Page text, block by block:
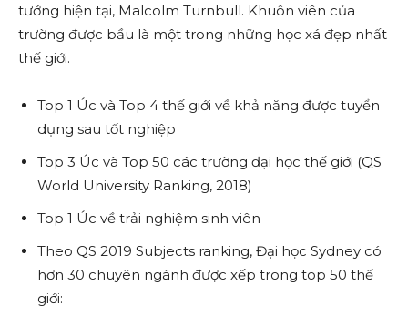
tướng hiện tại, Malcolm Turnbull. Khuôn viên của
trường được bầu là một trong những học xá đẹp nhất
thế giới.
Top 1 Úc và Top 4 thế giới về khả năng được tuyển
dụng sau tốt nghiệp
Top 3 Úc và Top 50 các trường đại học thế giới (QS
World University Ranking, 2018)
Top 1 Úc về trải nghiệm sinh viên
Theo QS 2019 Subjects ranking, Đại học Sydney có
hơn 30 chuyên ngành được xếp trong top 50 thế
giới: